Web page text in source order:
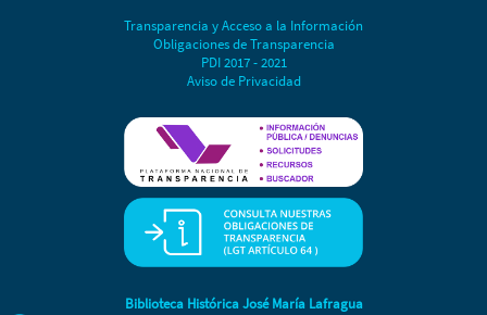
Transparencia y Acceso a la Información
Obligaciones de Transparencia
PDI 2017 - 2021
Aviso de Privacidad
Biblioteca Histórica José María Lafragua